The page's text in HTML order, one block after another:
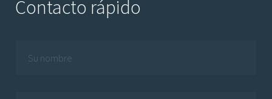
Contacto rápido